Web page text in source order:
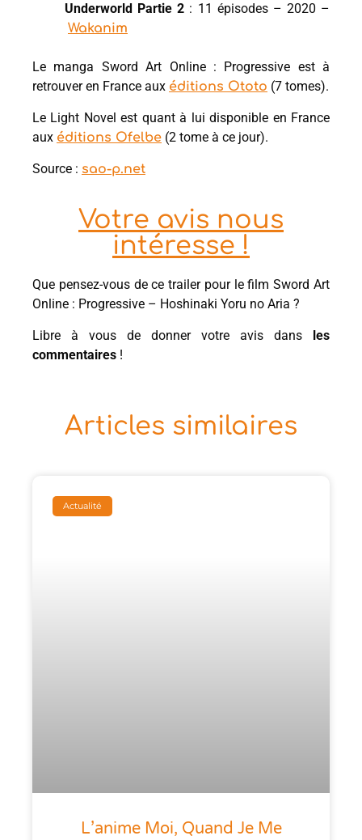
Underworld Partie 2 : 11 épisodes – 2020 –
Wakanim
Le manga Sword Art Online : Progressive est à
retrouver en France aux éditions Ototo (7 tomes).
Le Light Novel est quant à lui disponible en France
aux éditions Ofelbe (2 tome à ce jour).
Source : sao-p.net
Votre avis nous
intéresse !
Que pensez-vous de ce trailer pour le film Sword Art
Online : Progressive – Hoshinaki Yoru no Aria ?
Libre à vous de donner votre avis dans
les
commentaires !
Articles similaires
Actualité
L’anime Moi, Quand Je Me